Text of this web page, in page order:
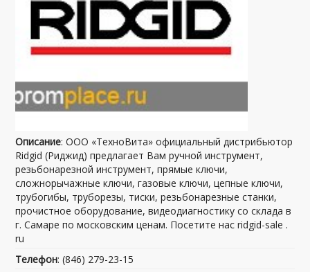
Описание: ООО «ТехноВита» официальный дистрибьютор
Ridgid (Риджид) предлагает Вам ручной инструмент,
резьбонарезной инструмент, прямые ключи,
сложнорычажные ключи, газовые ключи, цепные ключи,
трубогибы, труборезы, тиски, резьбонарезные станки,
прочистное оборудование, видеодиагностику со склада в
г. Самаре по московским ценам. Посетите нас ridgid-sale .
ru
Телефон: (846) 279-23-15